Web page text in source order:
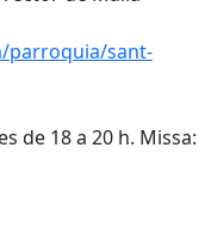
parroquia/sant-
de 18 a 20 h. Missa: